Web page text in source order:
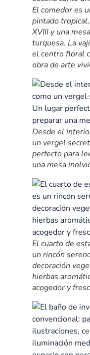
El comedor es
pintado
XVIII y una
turquesa. La
el centro floral
obra de arte
Desde el
un vergel
perfecto para
una mesa
El cuarto de
un rincón
decoración
hierbas
acogedor y